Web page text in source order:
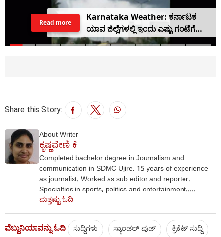
Karnataka Weather: ಕರ್ನಾಟಕ
ಯಾವ ಜಿಲ್ಲೆಗಳಲ್ಲಿ ಇಂದು ಎಷ್ಟು ಗಂಟೆಗೆ
ಮಳೆಯಾಗಲಿದೆ ಇಲ್ಲಿದೆ ವಿವರ
Read more
Share this Story:
About Writer
ಕೃಷ್ಣವೇಣಿ ಕೆ
Completed bachelor degree in Journalism and
communication in SDMC Ujire. 15 years of experience
as journalist. Worked as sub editor and reporter.
Specialties in sports, politics and entertainment.....
ಮತ್ತಷ್ಟು ಓದಿ
ವೆಬ್ದುನಿಯಾವನ್ನು ಓದಿ ಸುದ್ದಿಗಳು ಸ್ಯಾಂಡಲ್ ವುಡ್ ಕ್ರಿಕೆಟ್‌ ಸುದ್ದಿ